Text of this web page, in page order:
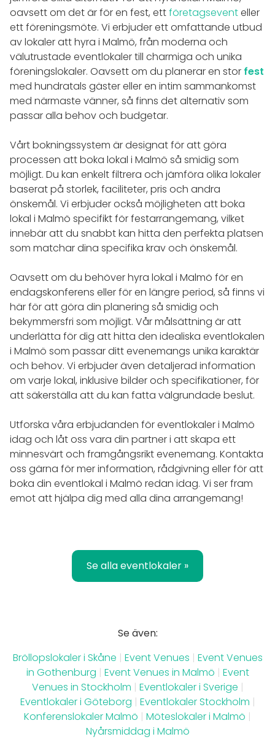
oavsett om det är för en fest, ettföretagseventeller
ett föreningsmöte. Vi erbjuder ett omfattande utbud
av lokaler att hyra i Malmö, från moderna och
välutrustade eventlokaler till charmiga och unika
föreningslokaler. Oavsett om du planerar en stor fest
med hundratals gäster eller en intim sammankomst
med närmaste vänner, så finns det alternativ som
passar alla behov och budgetar.
Vårt bokningssystem är designat för att göra
processen att boka lokal i Malmö så smidig som
möjligt. Du kan enkelt filtrera och jämföra olika lokaler
baserat på storlek, faciliteter, pris och andra
önskemål. Vi erbjuder också möjligheten att boka
lokal i Malmö specifikt för festarrangemang, vilket
innebär att du snabbt kan hitta den perfekta platsen
som matchar dina specifika krav och önskemål.
Oavsett om du behöver hyra lokal i Malmö för en
endagskonferens eller för en längre period, så finns vi
här för att göra din planering så smidig och
bekymmersfri som möjligt. Vår målsättning är att
underlätta för dig att hitta den idealiska eventlokalen
i Malmö som passar ditt evenemangs unika karaktär
och behov. Vi erbjuder även detaljerad information
om varje lokal, inklusive bilder och specifikationer, för
att säkerställa att du kan fatta välgrundade beslut.
Utforska våra erbjudanden för eventlokaler i Malmö
idag och låt oss vara din partner i att skapa ett
minnesvärt och framgångsrikt evenemang. Kontakta
oss gärna för mer information, rådgivning eller för att
boka din eventlokal i Malmö redan idag. Vi ser fram
emot att hjälpa dig med alla dina arrangemang!
Se alla eventlokaler »
Se även:
Bröllopslokaler i Skåne | Event Venues | Event Venues
in Gothenburg | Event Venues in Malmö | Event
Venues in Stockholm | Eventlokaler i Sverige |
Eventlokaler i Göteborg | Eventlokaler Stockholm |
Konferenslokaler Malmö | Möteslokaler i Malmö |
Nyårsmiddag i Malmö